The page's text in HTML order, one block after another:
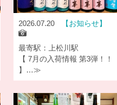
2026.07.20 お知らせ
最寄駅：上松川駅
【 7月の入荷情報 第3弾！！
】…≫